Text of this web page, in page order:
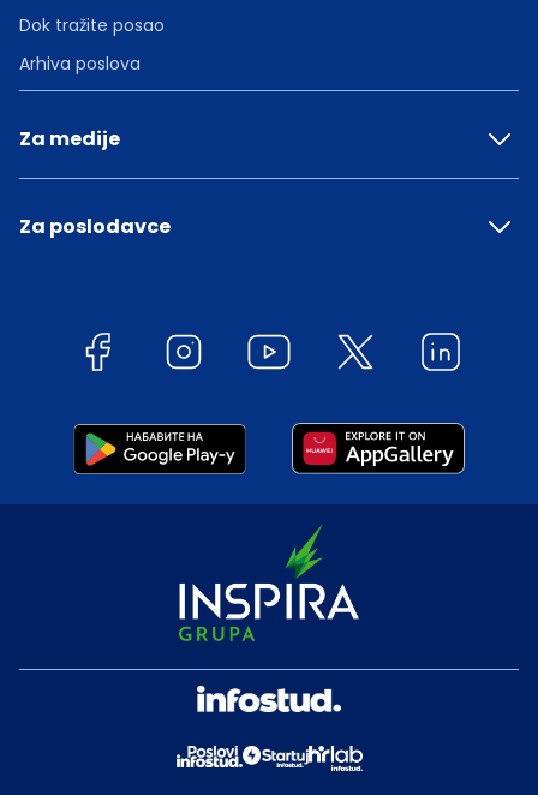
Dok tražite posao
Arhiva poslova
Za medije
Za poslodavce